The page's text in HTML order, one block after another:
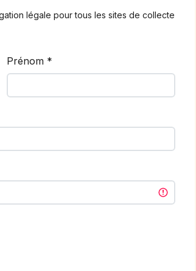
légale pour tous les sites de collecte
Prénom *